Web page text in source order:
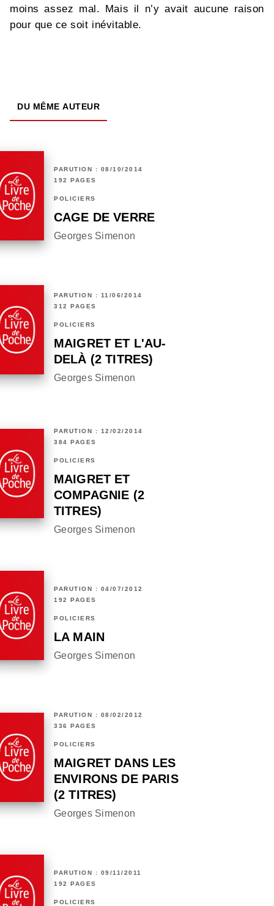
moins assez mal. Mais il n’y avait aucune raison
pour que ce soit inévitable.
DU MÊME AUTEUR
PARUTION : 08/10/2014
192 PAGES
POLICIERS
CAGE DE VERRE
Georges Simenon
PARUTION : 11/06/2014
312 PAGES
POLICIERS
MAIGRET ET L'AU-
DELÀ (2 TITRES)
Georges Simenon
PARUTION : 12/02/2014
384 PAGES
POLICIERS
MAIGRET ET
COMPAGNIE (2
TITRES)
Georges Simenon
PARUTION : 04/07/2012
192 PAGES
POLICIERS
LA MAIN
Georges Simenon
PARUTION : 08/02/2012
336 PAGES
POLICIERS
MAIGRET DANS LES
ENVIRONS DE PARIS
(2 TITRES)
Georges Simenon
PARUTION : 09/11/2011
192 PAGES
POLICIERS